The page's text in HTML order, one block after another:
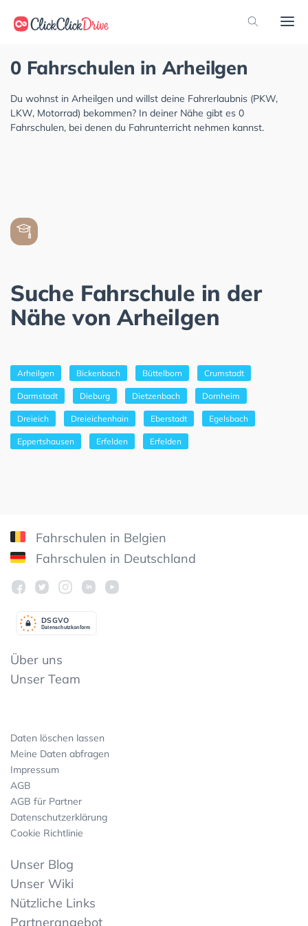
0 Fahrschulen in Arheilgen
Du wohnst in Arheilgen und willst deine Fahrerlaubnis (PKW,
LKW, Motorrad) bekommen? In deiner Nähe gibt es 0
Fahrschulen, bei denen du Fahrunterricht nehmen kannst.
Suche Fahrschule in der
Nähe von Arheilgen
Arheilgen Bickenbach Büttelborn Crumstadt
Darmstadt Dieburg Dietzenbach Dornheim
Dreieich Dreieichenhain Eberstadt Egelsbach
Eppertshausen Erfelden Erfelden
Fahrschulen in Belgien
Fahrschulen in Deutschland
Datenschutzkonform
DSGVO
Über uns
Unser Team
Daten löschen lassen
Meine Daten abfragen
Impressum
AGB
AGB für Partner
Datenschutzerklärung
Cookie Richtlinie
Unser Blog
Unser Wiki
Nützliche Links
Partnerangebot